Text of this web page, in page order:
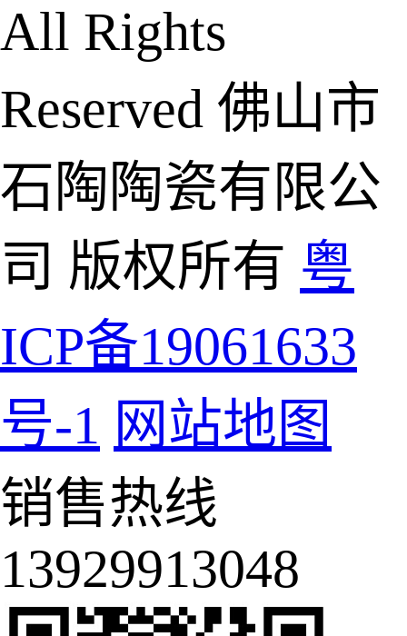
All Rights
Reserved 佛山市
石陶陶瓷有限公
司 版权所有 粤
ICP备19061633
号-1 网站地图
销售热线
13929913048